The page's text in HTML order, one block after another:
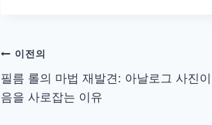
탐
색
이전의
필름 롤의 마법 재발견: 아날로그 사진
음을 사로잡는 이유